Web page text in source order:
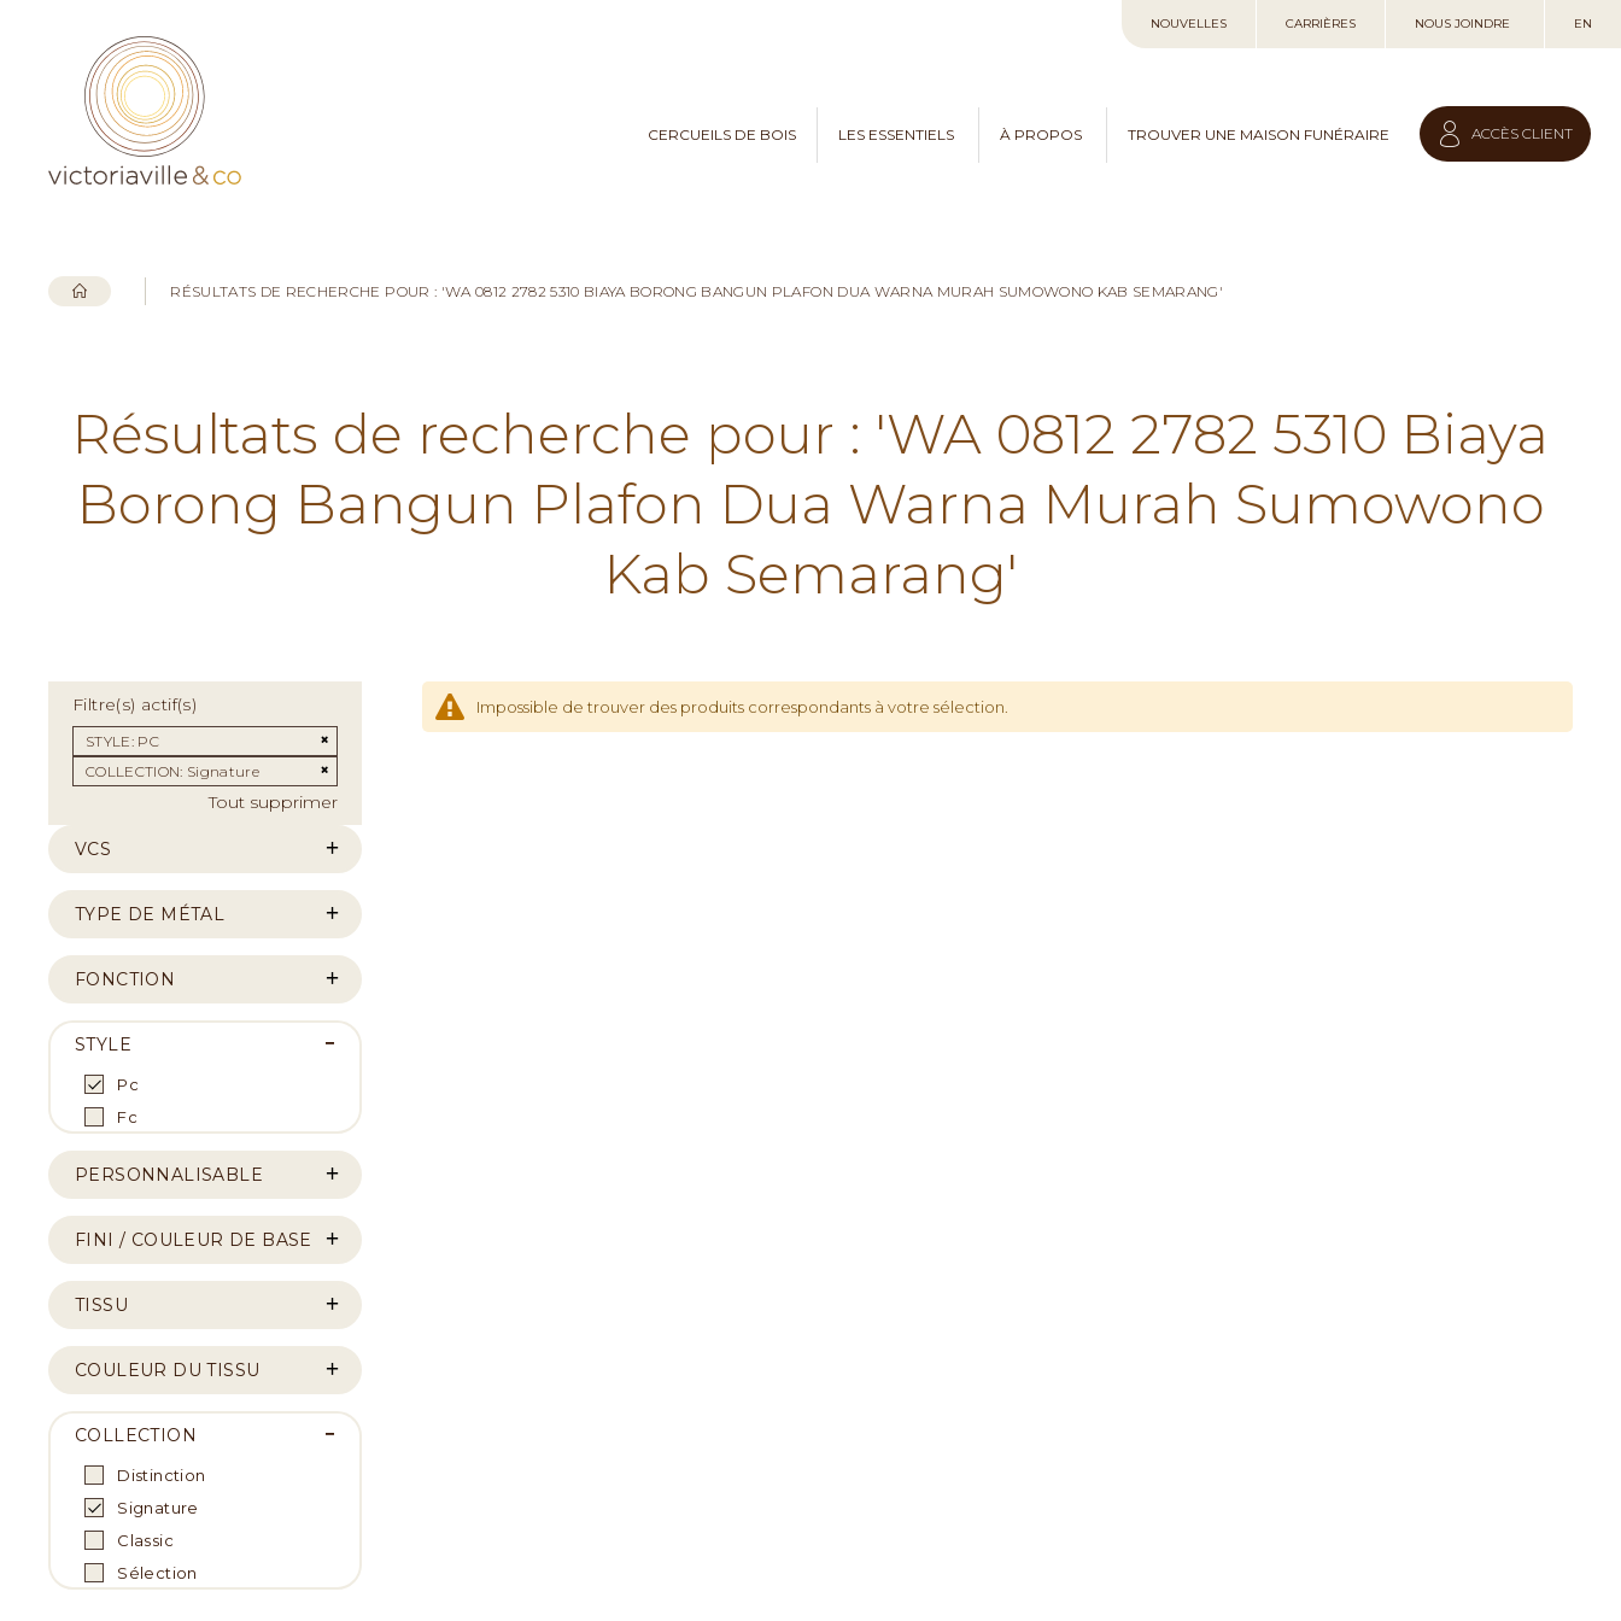
au
NOUVELLES CARRIÈRES NOUS JOINDRE EN
CERCUEILS DE BOIS LES ESSENTIELS À PROPOS TROUVER UNE MAISON FUNÉRAIRE ACCÈS CLIENT
RÉSULTATS DE RECHERCHE POUR : 'WA 0812 2782 5310 BIAYA BORONG BANGUN PLAFON DUA WARNA MURAH SUMOWONO KAB SEMARANG'
Résultats de recherche pour : 'WA 0812 2782 5310 Biaya
Borong Bangun Plafon Dua Warna Murah Sumowono
Kab Semarang'
Impossible de trouver des produits correspondants à votre sélection.
Filtre(s) actif(s)
STYLE PC
Supprimer cet Élément
COLLECTION Signature
Tout supprimer
VCS
TYPE DE MÉTAL
FONCTION
STYLE
Pc
Fc
PERSONNALISABLE
FINI / COULEUR DE BASE
TISSU
COULEUR DU TISSU
COLLECTION
Distinction
Signature
Classic
Sélection